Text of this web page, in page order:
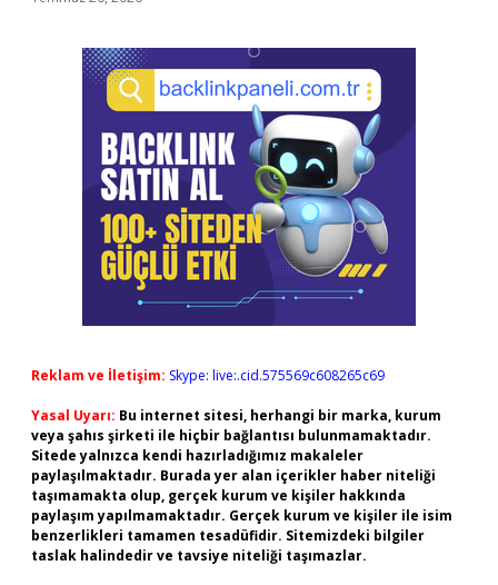
Reklam ve İletişim: Skype: live:.cid.575569c608265c69
Yasal Uyarı: Bu internet sitesi, herhangi bir marka, kurum
veya şahıs şirketi ile hiçbir bağlantısı bulunmamaktadır.
Sitede yalnızca kendi hazırladığımız makaleler
paylaşılmaktadır. Burada yer alan içerikler haber niteliği
taşımamakta olup, gerçek kurum ve kişiler hakkında
paylaşım yapılmamaktadır. Gerçek kurum ve kişiler ile isim
benzerlikleri tamamen tesadüfidir. Sitemizdeki bilgiler
taslak halindedir ve tavsiye niteliği taşımazlar.